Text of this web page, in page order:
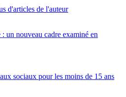
d'articles de l'auteur
un nouveau cadre examiné en
sociaux pour les moins de 15 ans